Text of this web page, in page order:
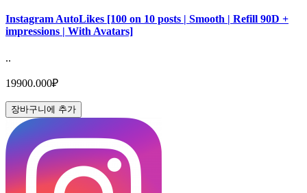
Instagram AutoLikes [100 on 10 posts | Smooth | Refill 90D +
impressions | With Avatars]
..
19900.000₽
장바구니에 추가